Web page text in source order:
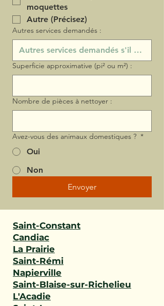
moquettes
Autre (Précisez)
Autres services demandés :
Superficie approximative (pi² ou m²) :
Nombre de pièces à nettoyer :
Avez-vous des animaux domestiques ? *
Oui
Non
Envoyer
Saint-Constant
Candiac
La Prairie
Saint-Rémi
Napierville
Saint-Blaise-sur-Richelieu
L'Acadie